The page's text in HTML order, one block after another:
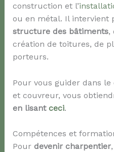
construction et l’
ou en métal. Il intervient
structure des bâtiments,
création de toitures, de
porteurs.
Pour vous guider dans
et couvreur, vous
en lisant ceci.
Compétences et
Pour devenir charpentier